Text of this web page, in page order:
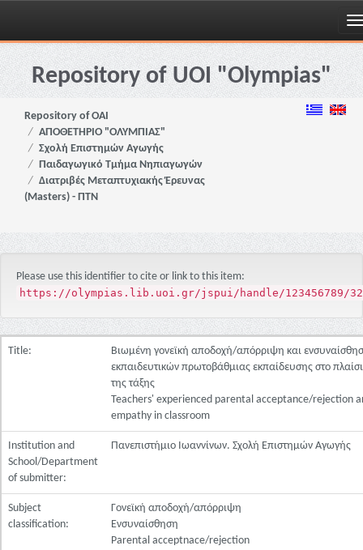
Skip
navigationRepository of UOI "Olympias"
Repository of OAI
ΑΠΟΘΕΤΗΡΙΟ "ΟΛΥΜΠΙΑΣ"
Σχολή Επιστημών Αγωγής
Παιδαγωγικό Τμήμα Νηπιαγωγών
Διατριβές Μεταπτυχιακής Έρευνας
(Masters) - ΠΤΝ
Please use this identifier to cite or link to this item:
https://olympias.lib.uoi.gr/jspui/handle/123456789/
Title:
Βιωμένη γονεϊκή αποδοχή/απόρριψη και
εκπαιδευτικών πρωτοβάθμιας εκπαίδευσης στο
της τάξης
Teachers' experienced parental acceptance/rejection
empathy in classroom
Institution and
School/Department
of submitter:
Πανεπιστήμιο Ιωαννίνων. Σχολή Επιστημών Αγωγής
Subject
classification:
Γονεϊκή αποδοχή/απόρριψη
Ενσυναίσθηση
Parental acceptnace/rejection